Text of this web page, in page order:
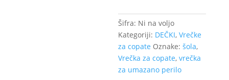
perilo
-
Kužki
količina
Šifra: Ni na voljo
Kategoriji: DEČKI,Vrečke
za copate Oznake:šola,
Vrečka za copate,vrečka
za umazano perilo